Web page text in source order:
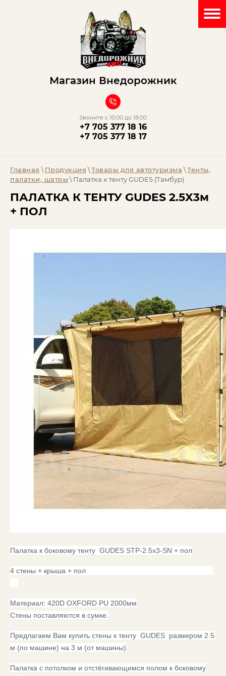
Магазин Внедорожник
Звоните с 10.00 до 18.00
+7 705 377 18 16
+7 705 377 18 17
Главная \ Продукция\Товары для автотуризма\Тенты,
палатки, шатры\ Палатка к тенту GUDES (Тамбур)
ПАЛАТКА К ТЕНТУ GUDES 2.5X3м
+ ПОЛ
Палатка к боковому тенту GUDES STP-2.5x3-SN + пол
4 стены + крыша + пол
Материал: 420D OXFORD PU 2000мм
Стены поставляются в сумке.
Предлагаем Вам купить стены к тенту GUDES размером 2.5
м (по машине) на 3 м (от машины)
Палатка с потолком и отстёгивающимся полом к боковому